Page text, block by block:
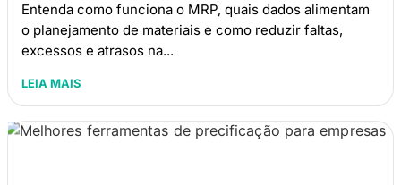
Entenda como funciona o MRP, quais dados alimentam
o planejamento de materiais e como reduzir faltas,
excessos e atrasos na...
LEIA MAIS